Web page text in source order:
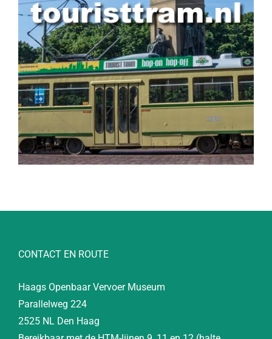
CONTACT EN ROUTE
Haags Openbaar Vervoer Museum
Parallelweg 224
2525 NL Den Haag